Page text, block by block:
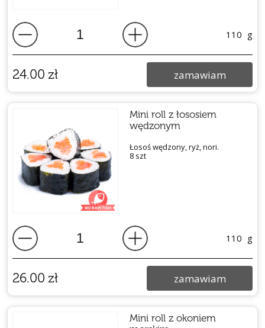
110 g
24.00 zł zamawiam
Mini roll z łososiem
wędzonym
Łosoś wędzony, ryż, nori.
8 szt
110 g
26.00 zł zamawiam
Mini roll z okoniem